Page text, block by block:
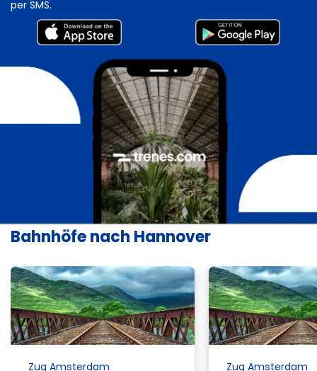
per SMS.
Bahnhöfe nach Hannover
Zug Amsterdam Zug Amsterdam